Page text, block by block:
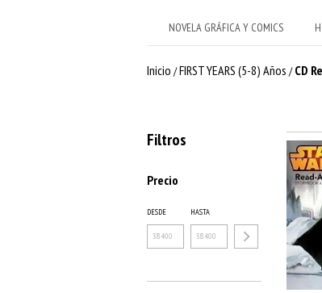
NOVELA GRÁFICA Y COMICS
Inicio /FIRST YEARS (5-8) Años / CD
Filtros
Precio
DESDE HASTA